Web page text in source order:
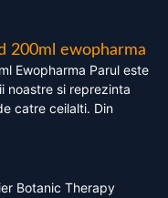
200ml ewopharma
Ewopharma Parul este
noastre si reprezinta
catre ceilalti. Din
Botanic Therapy